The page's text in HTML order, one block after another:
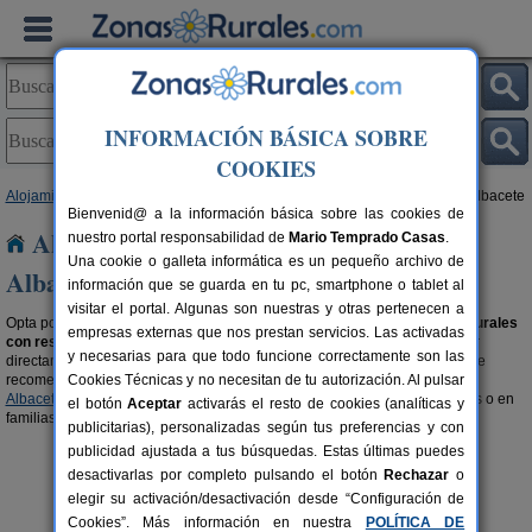
Alojamientos > Albacete
Alojamientos con reserva online en
Albacete
Opta por lo seguro, por unas vacaciones de ensueño alquilandocasas rurales
con reserva online en Albacetecon la comodidad y garantía de reservar
directamente por internet. Para ir directo a la fecha que deseas reservar, te
recomendamos visitar la sección decasas rurales con disponibilidad en
Albacete
. Reserva online y prepárate para disfrutar en pareja, con amigos o en
familias de las vacaciones que os merecéis.
INFORMACIÓN BÁSICA SOBRE
COOKIES
Bienvenid@ a la información básica sobre las cookies de
nuestro portal responsabilidad de Mario Temprado Casas.
Una cookie o galleta informática es un pequeño archivo de
información que se guarda en tu pc, smartphone o tablet al
visitar el portal. Algunas son nuestras y otras pertenecen a
empresas externas que nos prestan servicios. Las activadas
y necesarias para que todo funcione correctamente son las
Cookies Técnicas y no necesitan de tu autorización. Al pulsar
el botónAceptar activarás el resto de cookies (analíticas y
publicitarias), personalizadas según tus preferencias y con
publicidad ajustada a tus búsquedas. Estas últimas puedes
desactivarlas por completo pulsando el botón Rechazar o
elegir su activación/desactivación desde “Configuración de
Cookies”. Más información en nuestra
POLÍTICA DE